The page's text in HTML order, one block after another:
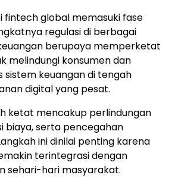
fintech global memasuki fase
regulasi di berbagai
berupaya memperketat
melindungi konsumen dan
sistem keuangan di tengah
digital yang pesat.
ketat mencakup perlindungan
biaya, serta pencegahan
ini dinilai penting karena
terintegrasi dengan
sehari-hari masyarakat.